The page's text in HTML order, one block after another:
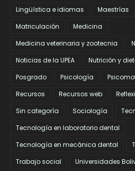
Lingüística e idiomas
Maestrías
Matriculación
Medicina
Medicina veterinaria y zootecnia
Noticias de la UPEA
Nutrición y
Posgrado
Psicología
Recursos
Recursos web
Sin categoría
Sociología
Tecnología en laboratorio dental
Tecnología en mecánica dental
Trabajo social
Universidades